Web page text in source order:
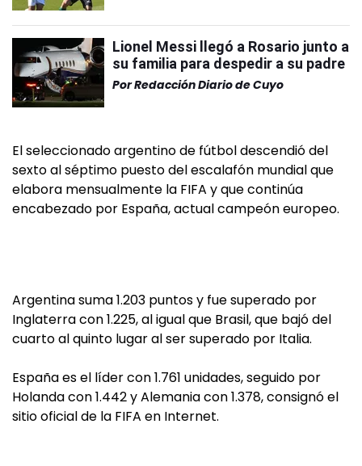
Lionel Messi llegó a Rosario junto a
su familia para despedir a su padre
PorRedacción Diario de Cuyo
El seleccionado argentino de fútbol descendió del
sexto al séptimo puesto del escalafón mundial que
elabora mensualmente la FIFA y que continúa
encabezado por España, actual campeón europeo.
Argentina suma 1.203 puntos y fue superado por
Inglaterra con 1.225, al igual que Brasil, que bajó del
cuarto al quinto lugar al ser superado por Italia.
España es el líder con 1.761 unidades, seguido por
Holanda con 1.442 y Alemania con 1.378, consignó el
sitio oficial de la FIFA en Internet.